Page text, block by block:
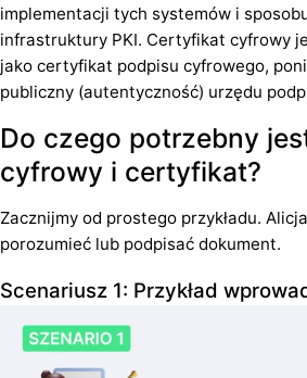
implementacji tych systemów i
infrastruktury PKI. Certyfikat cyfrowy
jako certyfikat podpisu cyfrowego,
publiczny (autentyczność) urzędu
Do czego potrzebny
cyfrowy i certyfikat?
Zacznijmy od prostego przykładu.
porozumieć lub podpisać dokument.
Scenariusz 1: Przykład